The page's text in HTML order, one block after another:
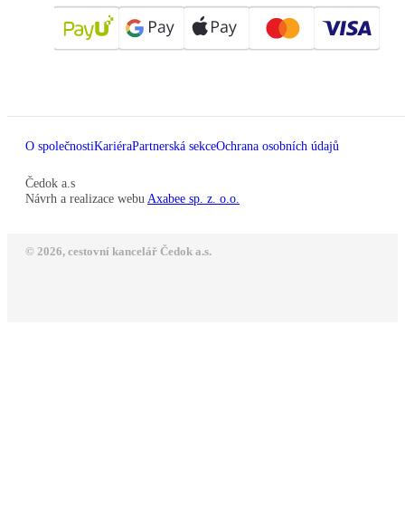
O společnostiKariéraPartnerská sekceOchrana osobních údajů
Čedok a.s
Návrh a realizace webu Axabee sp. z. o.o.
© 2026, cestovní kancelář Čedok a.s.